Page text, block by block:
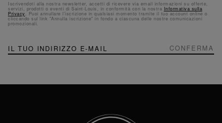
Iscrivendoti alla nostra newsletter, accetti di ricevere via email informazioni su offerte,
servizi, prodotti o eventi di Saint-Louis, in conformità con la nostra Informativa sulla
Privacy . Puoi annullare l'iscrizione in qualsiasi momento tramite il tuo account online o
cliccando sul link "Annulla iscrizione" in fondo a ciascuna delle nostre comunicazioni
promozionali.
NEWSLETTER
Iscriviti
alla
CONFERMA